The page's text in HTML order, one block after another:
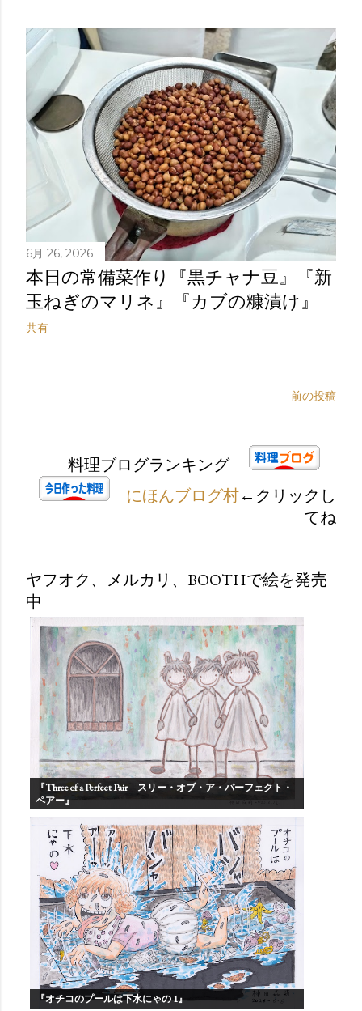
6月 26, 2026
本日の常備菜作り『黒チャナ豆』『新
玉ねぎのマリネ』『カブの糠漬け』
共有
前の投稿
料理ブログランキング
にほんブログ村←クリックし
てね
ヤフオク、メルカリ、BOOTHで絵を発売
中
『Three of a Perfect Pair スリー・オブ・ア・パーフェクト・
ペアー』
『オチコのプールは下水にゃの 1』